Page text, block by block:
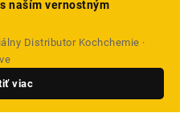
naším vernostným
Distributor Kochchemie ·
viac